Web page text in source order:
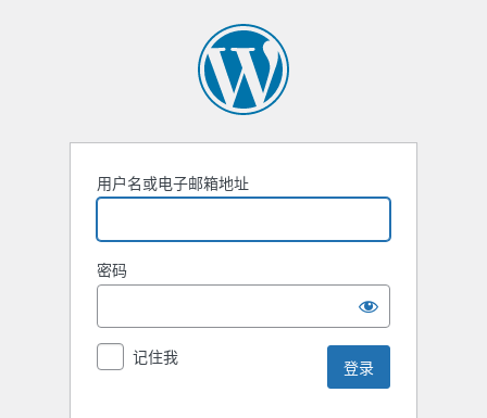
用户名或电子邮箱地址
密码
记住我